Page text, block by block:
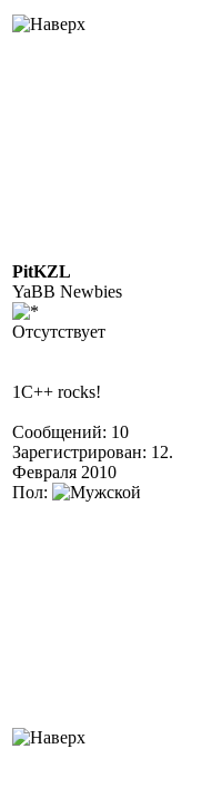
PitKZL
YaBB Newbies
Отсутствует
1C++ rocks!
Сообщений: 10
Зарегистрирован: 12.
Февраля 2010
Пол: